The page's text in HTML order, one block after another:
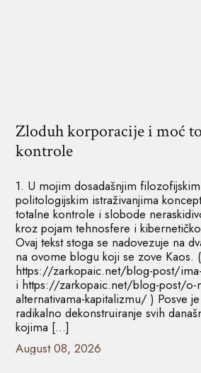
Zloduh korporacije i moć
kontrole
1. U mojim dosadašnjim
politologijskim istraživanjima
totalne kontrole i slobode
kroz pojam tehnosfere i
Ovaj tekst stoga se nadovezuje na
na ovome blogu koji se zove Kaos.
https://zarkopaic.net/blog-post/
i https://zarkopaic.net/blog-post/o-
alternativama-kapitalizmu/ ) Posve
radikalno dekonstruiranje svih
kojima […]
August 08, 2026